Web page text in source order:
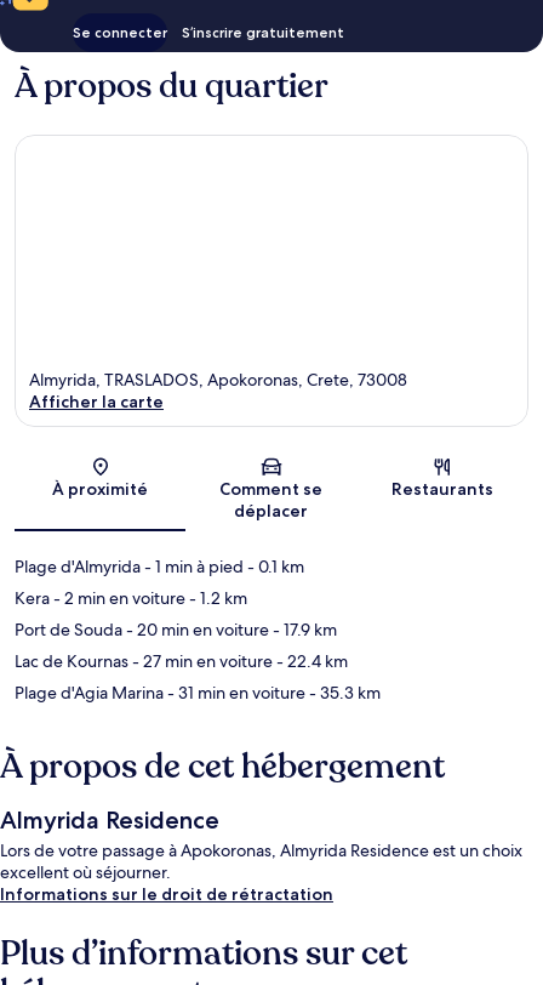
Se connecter S’inscrire gratuitement
À propos du quartier
Carte
Almyrida, TRASLADOS, Apokoronas, Crete, 73008
Afficher la carte
À proximité
Comment se
déplacer
Restaurants
Plage d'Almyrida- 1 min à pied - 0.1 km
Kera- 2 min en voiture- 1.2 km
Port de Souda- 20 min en voiture- 17.9 km
Lac de Kournas- 27 min en voiture- 22.4 km
Plage d'Agia Marina- 31 min en voiture- 35.3 km
À propos de cet hébergement
Almyrida Residence
Lors de votre passage à Apokoronas, Almyrida Residence est un choix
excellent où séjourner.
Informations sur le droit de rétractation
Plus d’informations sur cet